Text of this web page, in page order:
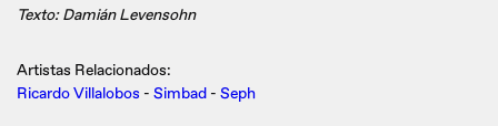
Texto: Damián Levensohn
Artistas Relacionados:
Ricardo Villalobos - Simbad - Seph